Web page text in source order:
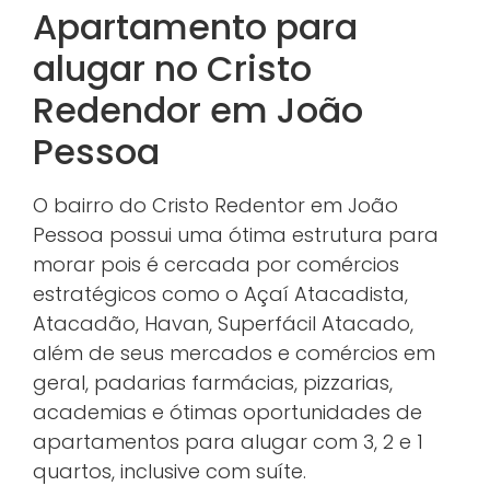
Apartamento para
alugar no Cristo
Redendor em João
Pessoa
O bairro do Cristo Redentor em João
Pessoa possui uma ótima estrutura para
morar pois é cercada por comércios
estratégicos como o Açaí Atacadista,
Atacadão, Havan, Superfácil Atacado,
além de seus mercados e comércios em
geral, padarias farmácias, pizzarias,
academias e ótimas oportunidades de
apartamentos para alugar com 3, 2 e 1
quartos, inclusive com suíte.